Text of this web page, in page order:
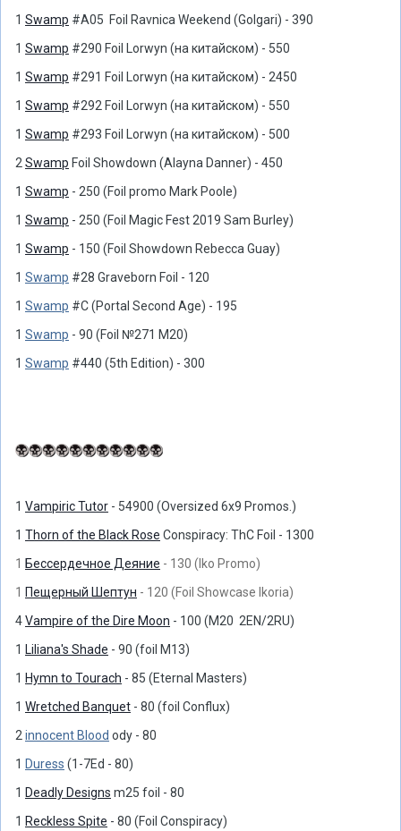
1 Swamp #A05 Foil Ravnica Weekend (Golgari) - 390
1 Swamp #290 Foil Lorwyn (на китайском) - 550
1 Swamp #291 Foil Lorwyn (на китайском) - 2450
1 Swamp #292 Foil Lorwyn (на китайском) - 550
1 Swamp #293 Foil Lorwyn (на китайском) - 500
2Swamp Foil Showdown (Alayna Danner) - 450
1 Swamp - 250 (Foil promo Mark Poole)
1 Swamp - 250 (Foil Magic Fest 2019 Sam Burley)
1 Swamp - 150 (Foil Showdown Rebecca Guay)
1 Swamp #28 Graveborn Foil - 120
1 Swamp #C (Portal Second Age) - 195
1 Swamp - 90 (Foil №271 M20)
1 Swamp #440 (5th Edition) - 300
1 Vampiric Tutor - 54900 (Oversized 6x9 Promos.)
1 Thorn of the Black Rose Conspiracy: ThC Foil - 1300
1 Бессердечное Деяние - 130 (Iko Promo)
1 Пещерный Шептун - 120 (Foil Showcase Ikoria)
4Vampire of the Dire Moon - 100 (M20 2EN/2RU)
1 Liliana's Shade - 90 (foil M13)
1 Hymn to Tourach - 85 (Eternal Masters)
1 Wretched Banquet - 80 (foil Conflux)
2innocent Blood ody - 80
1 Duress (1-7Ed - 80)
1 Deadly Designs m25 foil - 80
1 Reckless Spite - 80 (Foil Conspiracy)